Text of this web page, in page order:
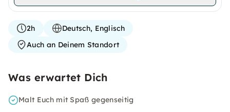
2h
Deutsch, Englisch
Auch an Deinem Standort
Was erwartet Dich
Malt Euch mit Spaß gegenseitig